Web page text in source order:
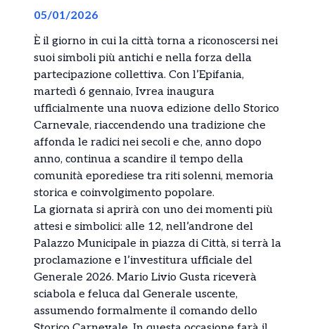
05/01/2026
È il giorno in cui la città torna a riconoscersi nei
suoi simboli più antichi e nella forza della
partecipazione collettiva. Con l’Epifania,
martedì 6 gennaio, Ivrea inaugura
ufficialmente una nuova edizione dello Storico
Carnevale, riaccendendo una tradizione che
affonda le radici nei secoli e che, anno dopo
anno, continua a scandire il tempo della
comunità eporediese tra riti solenni, memoria
storica e coinvolgimento popolare.
La giornata si aprirà con uno dei momenti più
attesi e simbolici: alle 12, nell’androne del
Palazzo Municipale in piazza di Città, si terrà la
proclamazione e l’investitura ufficiale del
Generale 2026. Mario Livio Gusta riceverà
sciabola e feluca dal Generale uscente,
assumendo formalmente il comando dello